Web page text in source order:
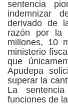
sentencia
indemnizar
derivado de
razón por la
millones, 10
ministerio
que
Apudepa
superar la
La
funciones de